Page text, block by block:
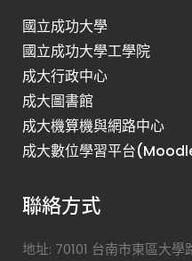
國立成功大學
國立成功大學工學院
成大行政中心
成大圖書館
成大機算機與網路中心
成大數位學習平台
聯絡方式
地址: 70101 台南市東區大